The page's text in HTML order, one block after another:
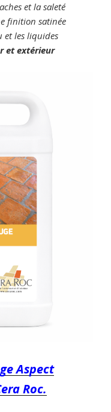
et la saleté
finition satinée
et les liquides
et extérieur
Aspect
Roc.